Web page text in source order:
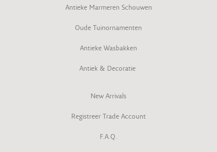
Antieke Marmeren Schouwen
Oude Tuinornamenten
Antieke Wasbakken
Antiek & Decoratie
New Arrivals
Registreer Trade Account
F.A.Q.